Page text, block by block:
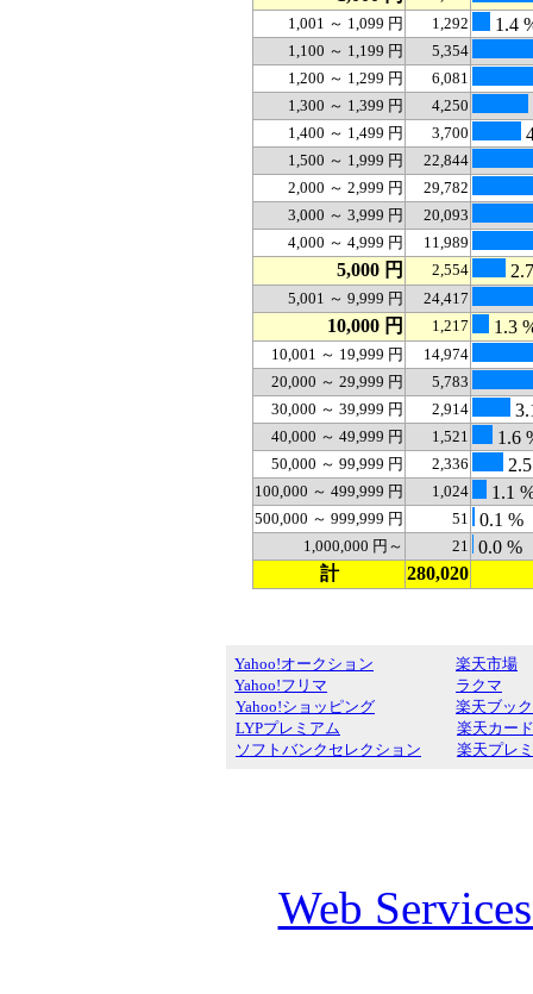
1,001 ～ 1,099 円
1,292 1.4
1,100 ～ 1,199 円
5,354
1,200 ～ 1,299 円
6,081
1,300 ～ 1,399 円
4,250
1,400 ～ 1,499 円 3,700
1,500 ～ 1,999 円
22,844
2,000 ～ 2,999 円
29,782
3,000 ～ 3,999 円
20,093
4,000 ～ 4,999 円
11,989
5,000 円 2,554
5,001 ～ 9,999 円 24,417
10,000 円 1,217 1.3
10,001 ～ 19,999 円
14,974
20,000 ～ 29,999 円
5,783
30,000 ～ 39,999 円
2,914
40,000 ～ 49,999 円 1,521 1.6
50,000 ～ 99,999 円 2,336
100,000 ～ 499,999 円 1,024 1.1
500,000 ～ 999,999 円 51 0.1 %
1,000,000 円～ 21 0.0 %
計
280,020
Yahoo!オークション
Yahoo!フリマ
Yahoo!ショッピング
LYPプレミアム
ソフトバンクセレクション
楽天市場
ラクマ
楽天ブッ
楽天カード
楽天プレ
Web